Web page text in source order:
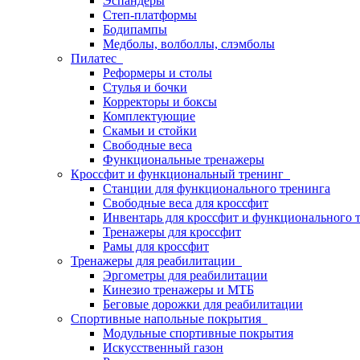
Степ-платформы
Бодипампы
Медболы, волболлы, слэмболы
Пилатес
Реформеры и столы
Стулья и бочки
Корректоры и боксы
Комплектующие
Скамьи и стойки
Свободные веса
Функциональные тренажеры
Кроссфит и функциональный тренинг
Станции для функционального тренинга
Свободные веса для кроссфит
Инвентарь для кроссфит и функционального
Тренажеры для кроссфит
Рамы для кроссфит
Тренажеры для реабилитации
Эргометры для реабилитации
Кинезио тренажеры и МТБ
Беговые дорожки для реабилитации
Спортивные напольные покрытия
Модульные спортивные покрытия
Искусственный газон